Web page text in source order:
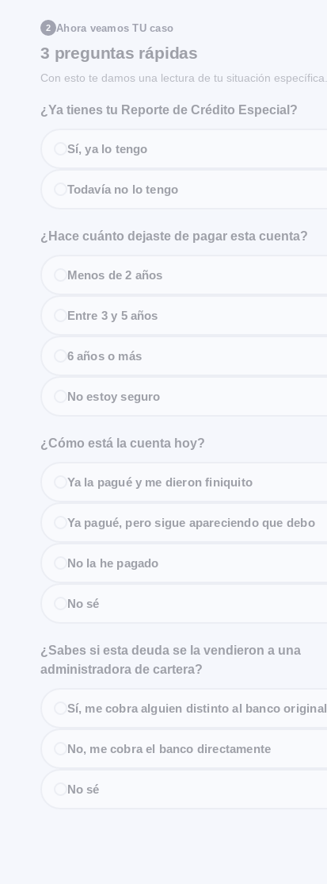
2 Ahora veamos TU caso
3 preguntas rápidas
Con esto te damos una lectura de tu situación específica.
¿Ya tienes tu Reporte de Crédito Especial?
Sí, ya lo tengo
Todavía no lo tengo
¿Hace cuánto dejaste de pagar esta cuenta?
Menos de 2 años
Entre 3 y 5 años
6 años o más
No estoy seguro
¿Cómo está la cuenta hoy?
Ya la pagué y me dieron finiquito
Ya pagué, pero sigue apareciendo que debo
No la he pagado
No sé
¿Sabes si esta deuda se la vendieron a una
administradora de cartera?
Sí, me cobra alguien distinto al banco original
No, me cobra el banco directamente
No sé